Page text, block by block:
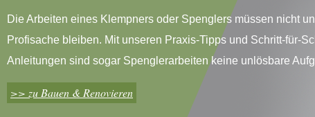
Die Arbeiten eines Klempners oder Spenglers müssen nicht
Profisache bleiben. Mit unseren Praxis-Tipps und Schritt-für-
Anleitungen sind sogar Spenglerarbeiten keine unlösbare
>> zu Bauen & Renovieren